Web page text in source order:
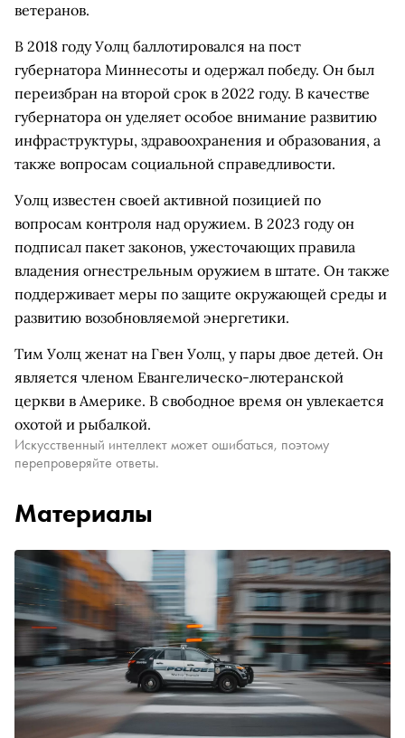
ветеранов.
В 2018 году Уолц баллотировался на пост
губернатора Миннесоты и одержал победу. Он был
переизбран на второй срок в 2022 году. В качестве
губернатора он уделяет особое внимание развитию
инфраструктуры, здравоохранения и образования, а
также вопросам социальной справедливости.
Уолц известен своей активной позицией по
вопросам контроля над оружием. В 2023 году он
подписал пакет законов, ужесточающих правила
владения огнестрельным оружием в штате. Он также
поддерживает меры по защите окружающей среды и
развитию возобновляемой энергетики.
Тим Уолц женат на Гвен Уолц, у пары двое детей. Он
является членом Евангелическо-лютеранской
церкви в Америке. В свободное время он увлекается
охотой и рыбалкой.
Искусственный интеллект может ошибаться, поэтому
перепроверяйте ответы.
Материалы